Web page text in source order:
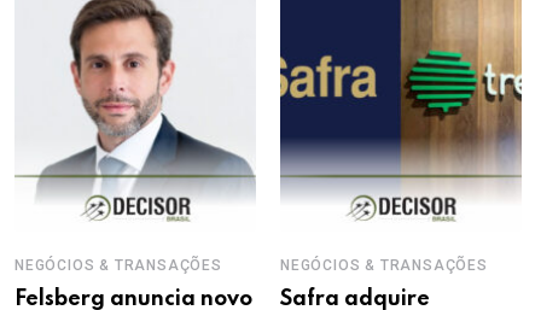
NEGÓCIOS & TRANSAÇÕES
Felsberg anuncia novo
NEGÓCIOS & TRANSAÇÕES
Safra adquire